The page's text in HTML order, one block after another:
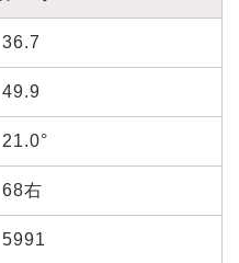
36.7
49.9
21.0°
68右
5991